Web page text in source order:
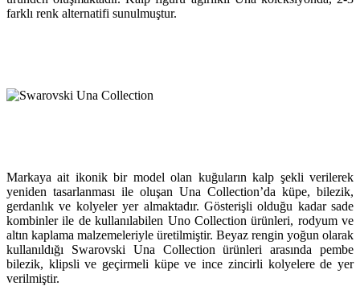
farklı renk alternatifi sunulmuştur.
Markaya ait ikonik bir model olan kuğuların kalp şekli verilerek
yeniden tasarlanması ile oluşan Una Collection’da küpe, bilezik,
gerdanlık ve kolyeler yer almaktadır. Gösterişli olduğu kadar sade
kombinler ile de kullanılabilen Uno Collection ürünleri, rodyum ve
altın kaplama malzemeleriyle üretilmiştir. Beyaz rengin yoğun olarak
kullanıldığı Swarovski Una Collection ürünleri arasında pembe
bilezik, klipsli ve geçirmeli küpe ve ince zincirli kolyelere de yer
verilmiştir.